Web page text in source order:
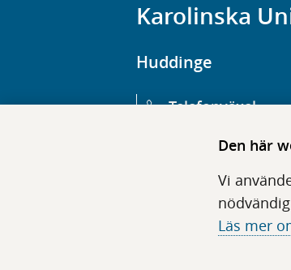
Den här
Vi
Läs mer
Karolinska
Huddinge
Telefonväxel
Hälsovägen 13